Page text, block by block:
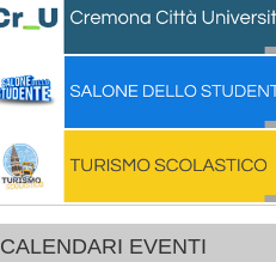
CALENDARI EVENTI